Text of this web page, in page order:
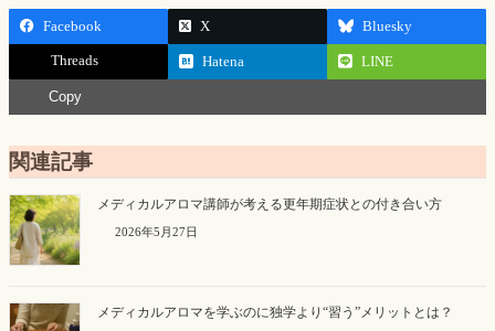
Facebook X Bluesky
Threads Hatena LINE
Copy
関連記事
メディカルアロマ講師が考える更年期症状との付き合い方
2026年5月27日
メディカルアロマを学ぶのに独学より“習う”メリットとは？